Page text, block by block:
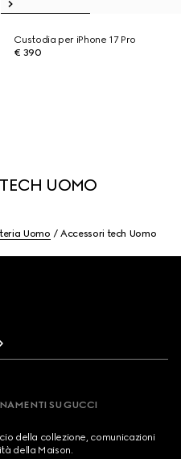
Custodia per iPhone 17 Pro
€ 390
UOMO
Uomo Accessori tech Uomo
SU GUCCI
della collezione, comunicazioni
della Maison.